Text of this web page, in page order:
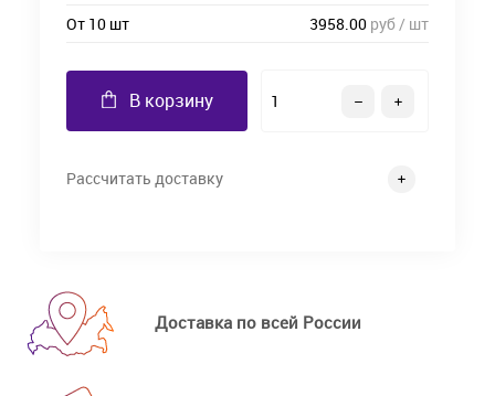
От 10 шт
3958.00 руб / шт
В корзину
Рассчитать доставку
Доставка по всей России